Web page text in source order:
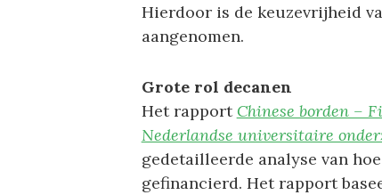
Hierdoor is de keuzevrijheid
aangenomen.
Grote rol decanen
Het rapport Chinese borden –
Nederlandse universitaire
gedetailleerde analyse van
gefinancierd. Het rapport